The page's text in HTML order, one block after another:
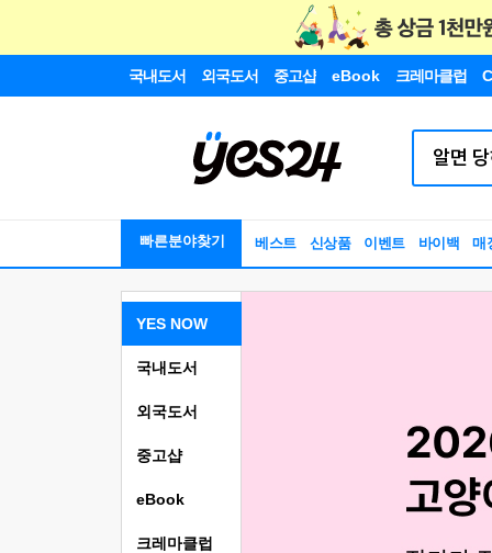
국내도서 외국도서 중고샵 eBook 크레마클럽
빠른분야찾기 베스트 신상품 이벤트 바이백 매
YES NOW
국내도서
외국도서
중고샵
eBook
크레마클럽